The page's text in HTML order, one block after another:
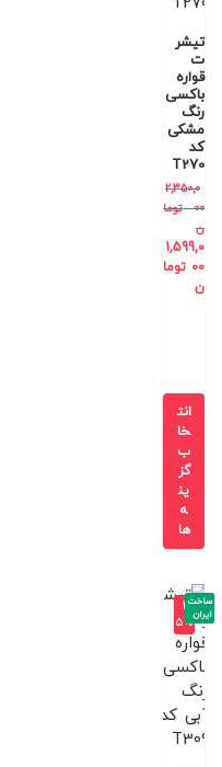
تیشر
ت
قواره
باکسی
رنگ
مشکی
کد
T270
2,350,0
00
توما
ن
1,599,0
00 توما
ن
انت
خا
ب
گز
ین
ه
ها
-4
5%
ساخت
ایران